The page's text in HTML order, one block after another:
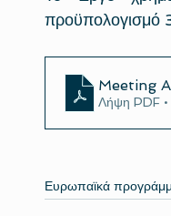
προϋπολογισμό
Meeting
Λήψη PDF •
Ευρωπαϊκά